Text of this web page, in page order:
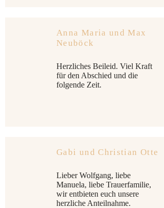
Anna Maria und Max
Neuböck
Herzliches Beileid. Viel Kraft
für den Abschied und die
folgende Zeit.
Gabi und Christian Otte
Lieber Wolfgang, liebe
Manuela, liebe Trauerfamilie,
wir entbieten euch unsere
herzliche Anteilnahme.